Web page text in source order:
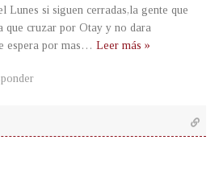
Lunes si siguen cerradas,la gente que
que cruzar por Otay y no dara
espera por mas … Leer más »